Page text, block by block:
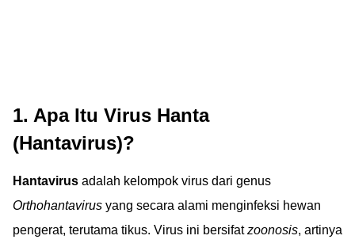
1. Apa Itu Virus Hanta
(Hantavirus)?
Hantavirus adalah kelompok virus dari genus
Orthohantavirus yang secara alami menginfeksi hewan
pengerat, terutama tikus. Virus ini bersifatzoonosis, artinya